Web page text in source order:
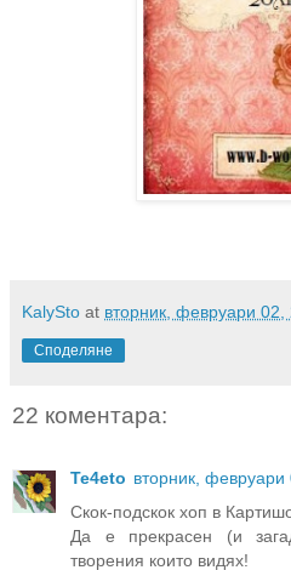
KalySto at вторник, февруари 02,
Споделяне
22 коментара:
Te4eto вторник, февруари
Скок-подскок хоп в
Да е прекрасен (и
творения които видях!